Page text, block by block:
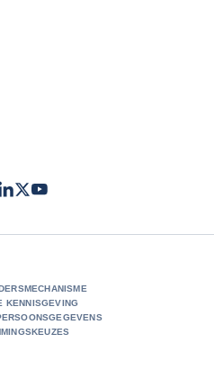
TwitterYoutube
KENNISGEVING